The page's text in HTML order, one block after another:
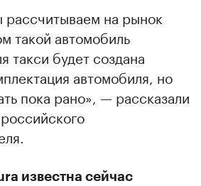
рассчитываем на рынок
такой автомобиль
такси будет создана
автомобиля, но
пока рано», — рассказали
известна сейчас